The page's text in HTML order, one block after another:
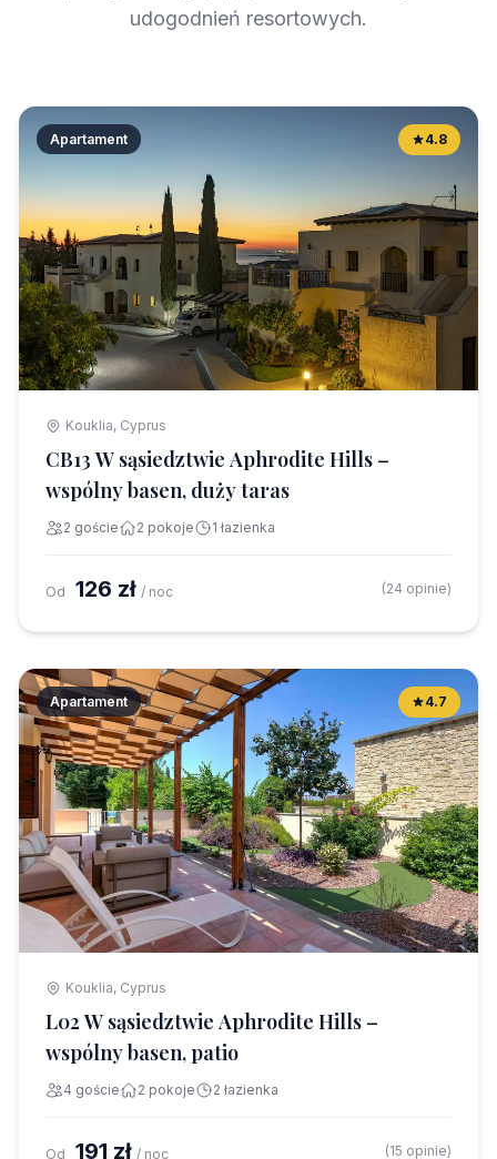
udogodnień resortowych.
Apartament 4.8
Kouklia, Cyprus
CB13 W sąsiedztwie Aphrodite Hills –
wspólny basen, duży taras
2 goście 2 pokoje 1 łazienka
Od 126 zł / noc (24 opinie)
Apartament 4.7
Kouklia, Cyprus
L02 W sąsiedztwie Aphrodite Hills –
wspólny basen, patio
4 goście 2 pokoje 2 łazienka
Od 191 zł / noc (15 opinie)